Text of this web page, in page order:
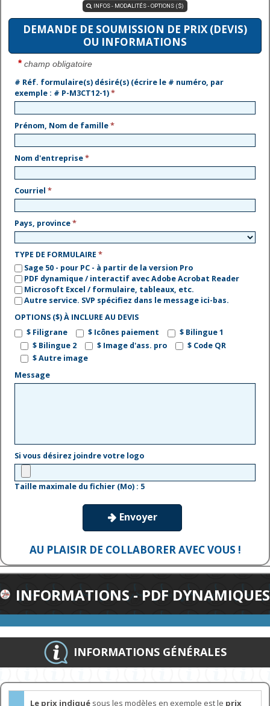
 INFOS - MODALITÉS - OPTIONS ($)
DEMANDE DE SOUMISSION DE PRIX (DEVIS)
OU INFORMATIONS
* champ obligatoire
# Réf. formulaire(s) désiré(s) (écrire le # numéro, par
exemple : # P-M3CT12-1)*
Prénom, Nom de famille*
Nom d'entreprise*
Courriel *
Pays, province*
TYPE DE FORMULAIRE *
Sage 50 - pour PC - à partir de la version Pro
PDF dynamique / interactif avec Adobe Acrobat Reader
Microsoft Excel / formulaire, tableaux, etc.
Autre service. SVP spécifiez dans le message ici-bas.
OPTIONS ($) À INCLURE AU DEVIS
$ Filigrane
$ Icônes paiement
$ Bilingue 1
$ Bilingue 2
$ Image d'ass. pro
$ Code QR
$ Autre image
Message
Si vous désirez joindre votre logo
Taille maximale du fichier (Mo) : 5
 Envoyer
AU PLAISIR DE COLLABORER AVEC VOUS !
INFORMATIONS - PDF DYNAMIQUES
INFORMATIONS GÉNÉRALES
Le prix indiqué sous les modèles en exemple est le prix